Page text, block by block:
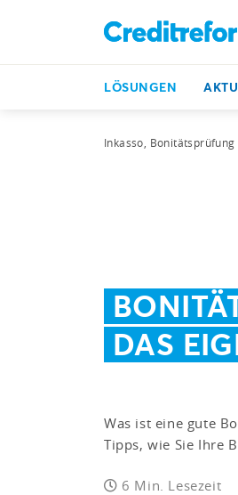
LÖSUNGEN
Inkasso,
DAS
Was ist eine gute
Tipps, wie Sie Ihre
6 Min. Lesezeit